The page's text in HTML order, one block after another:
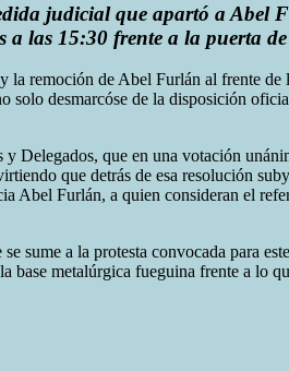
judicial que apartó a Abel
las 15:30 frente a la puerta
remoción de Abel Furlán al frente
desmarcóse de la disposición
Delegados, que en una votación
que detrás de esa resolución
Abel Furlán, a quien consideran el
a la protesta convocada para
metalúrgica fueguina frente a lo